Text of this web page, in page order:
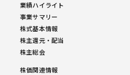
業績ハイライト
事業サマリー
株式基本情報
株主還元・配当
株主総会
株価関連情報